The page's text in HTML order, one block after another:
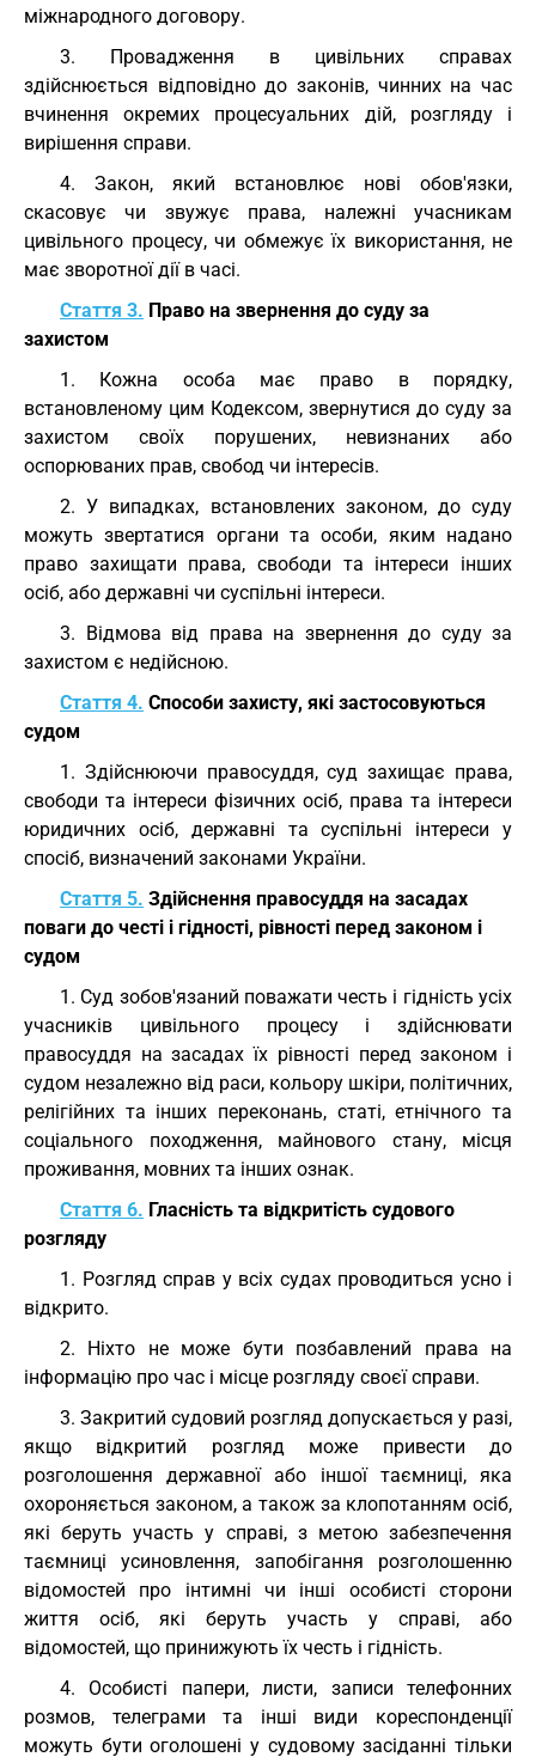
міжнародного договору.
3. Провадження в цивільних справах
здійснюється відповідно до законів, чинних на час
вчинення окремих процесуальних дій, розгляду і
вирішення справи.
4. Закон, який встановлює нові обов'язки,
скасовує чи звужує права, належні учасникам
цивільного процесу, чи обмежує їх використання, не
має зворотної дії в часі.
Стаття 3. Право на звернення до суду за
захистом
1. Кожна особа має право в порядку,
встановленому цим Кодексом, звернутися до суду за
захистом своїх порушених, невизнаних або
оспорюваних прав, свобод чи інтересів.
2. У випадках, встановлених законом, до суду
можуть звертатися органи та особи, яким надано
право захищати права, свободи та інтереси інших
осіб, або державні чи суспільні інтереси.
3. Відмова від права на звернення до суду за
захистом є недійсною.
Стаття 4. Способи захисту, які застосовуються
судом
1. Здійснюючи правосуддя, суд захищає права,
свободи та інтереси фізичних осіб, права та інтереси
юридичних осіб, державні та суспільні інтереси у
спосіб, визначений законами України.
Стаття 5. Здійснення правосуддя на засадах
поваги до честі і гідності, рівності перед законом і
судом
1. Суд зобов'язаний поважати честь і гідність усіх
учасників цивільного процесу і здійснювати
правосуддя на засадах їх рівності перед законом і
судом незалежно від раси, кольору шкіри, політичних,
релігійних та інших переконань, статі, етнічного та
соціального походження, майнового стану, місця
проживання, мовних та інших ознак.
Стаття 6. Гласність та відкритість судового
розгляду
1. Розгляд справ у всіх судах проводиться усно і
відкрито.
2. Ніхто не може бути позбавлений права на
інформацію про час і місце розгляду своєї справи.
3. Закритий судовий розгляд допускається у разі,
якщо відкритий розгляд може привести до
розголошення державної або іншої таємниці, яка
охороняється законом, а також за клопотанням осіб,
які беруть участь у справі, з метою забезпечення
таємниці усиновлення, запобігання розголошенню
відомостей про інтимні чи інші особисті сторони
життя осіб, які беруть участь у справі, або
відомостей, що принижують їх честь і гідність.
4. Особисті папери, листи, записи телефонних
розмов, телеграми та інші види кореспонденції
можуть бути оголошені у судовому засіданні тільки